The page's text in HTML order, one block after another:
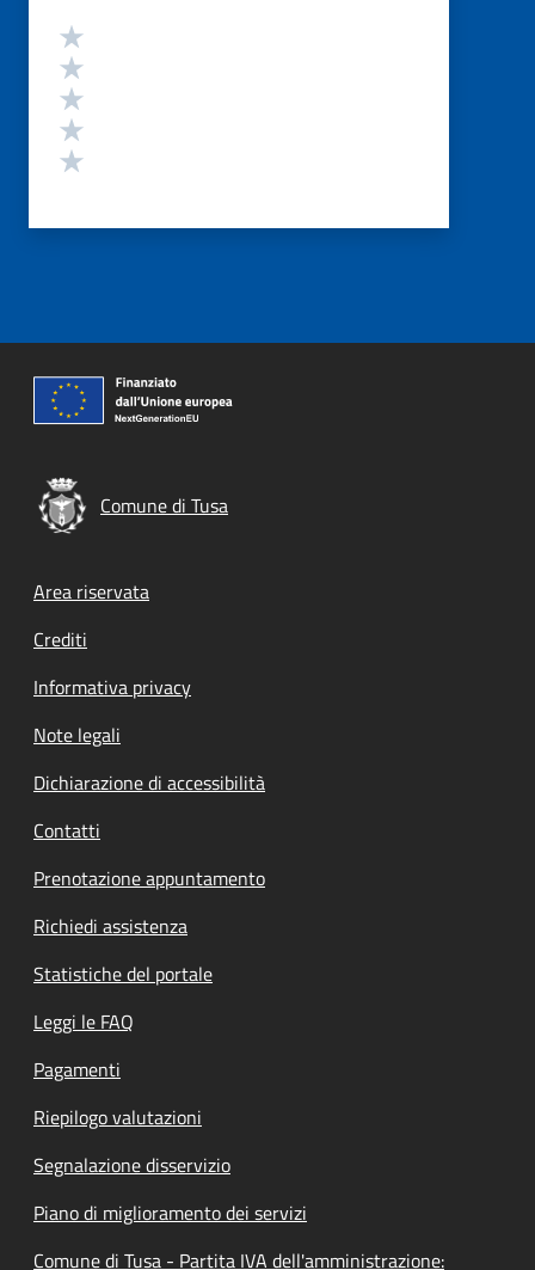
Valutazione
Comune di Tusa
Footer menu
Area riservata
Crediti
Informativa privacy
Note legali
Dichiarazione di accessibilità
Contatti
Prenotazione appuntamento
Richiedi assistenza
Statistiche del portale
Leggi le FAQ
Pagamenti
Riepilogo valutazioni
Segnalazione disservizio
Piano di miglioramento dei servizi
Comune di Tusa - Partita IVA dell'amministrazione: